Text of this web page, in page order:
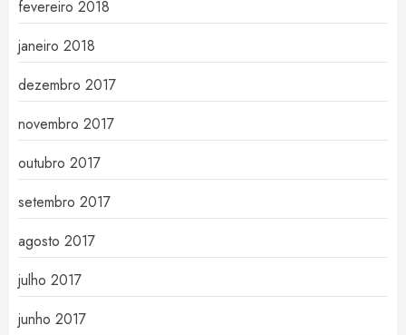
fevereiro 2018
janeiro 2018
dezembro 2017
novembro 2017
outubro 2017
setembro 2017
agosto 2017
julho 2017
junho 2017